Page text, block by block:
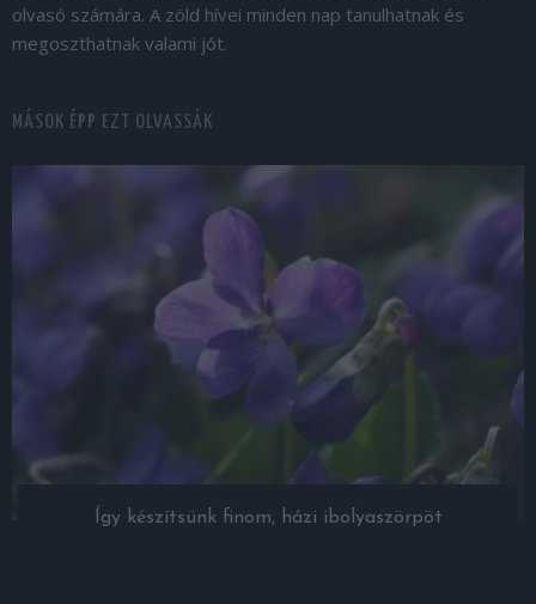
olvasó számára. A zöld hívei minden nap tanulhatnak és
megoszthatnak valami jót.
MÁSOK ÉPP EZT OLVASSÁK
Így készítsünk finom, házi ibolyaszörpöt